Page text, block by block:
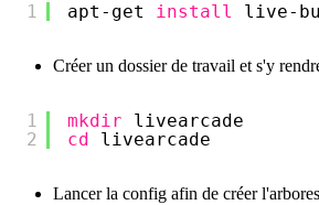
1 apt-get install live-
Créer un dossier de travail et s'y
1
2
mkdir
livearcade
cd
livearcade
Lancer la config afin de créer